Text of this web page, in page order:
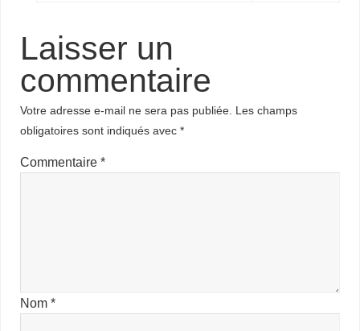
Laisser un
commentaire
Votre adresse e-mail ne sera pas publiée. Les champs
obligatoires sont indiqués avec*
Commentaire*
Nom*